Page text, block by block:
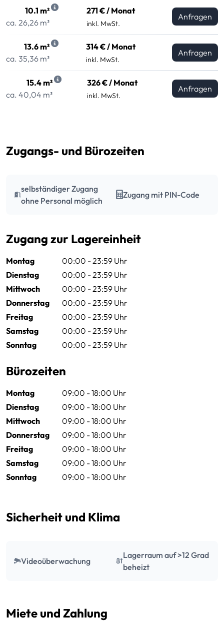
10.1 m²
ca. 26,26 m³
271 € / Monat
inkl. MwSt.
Anfragen
13.6 m²
ca. 35,36 m³
314 € / Monat
inkl. MwSt.
Anfragen
15.4 m²
ca. 40,04 m³
326 € / Monat
inkl. MwSt.
Anfragen
Zugangs- und Bürozeiten
selbständiger Zugang
ohne Personal möglich
Zugang mit PIN-Code
Zugang zur Lagereinheit
Montag
00:00 - 23:59 Uhr
Dienstag
00:00 - 23:59 Uhr
Mittwoch
00:00 - 23:59 Uhr
Donnerstag
00:00 - 23:59 Uhr
Freitag
00:00 - 23:59 Uhr
Samstag
00:00 - 23:59 Uhr
Sonntag
00:00 - 23:59 Uhr
Bürozeiten
Montag
09:00 - 18:00 Uhr
Dienstag
09:00 - 18:00 Uhr
Mittwoch
09:00 - 18:00 Uhr
Donnerstag
09:00 - 18:00 Uhr
Freitag
09:00 - 18:00 Uhr
Samstag
09:00 - 18:00 Uhr
Sonntag
09:00 - 18:00 Uhr
Sicherheit und Klima
Videoüberwachung
Lagerraum auf >12 Grad
beheizt
Miete und Zahlung